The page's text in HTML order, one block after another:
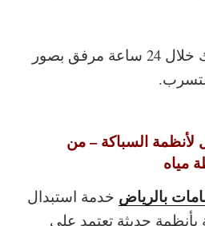
✔️ التقرير الفني يصلك خلال 24 ساعة مرفق بصور
لأنظمة السباكة – من
مياه
بالرياض خدمة استبدال
بأنظمة حديثة تعتمد على